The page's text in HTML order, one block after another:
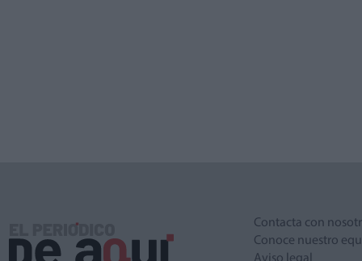
Contacta con
Conoce nuestro